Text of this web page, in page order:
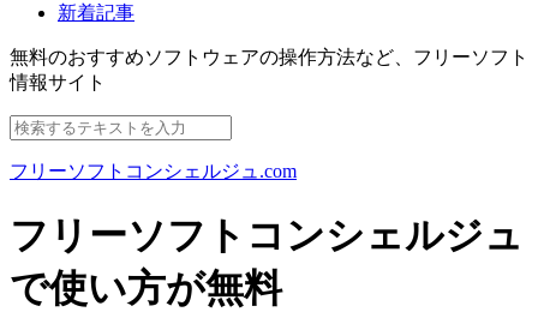
新着記事
無料のおすすめソフトウェアの操作方法など、 フリーソフト
情報サイト
フリーソフトコンシェルジュ.com
フリーソフトコンシェルジュ
で使い方が無料